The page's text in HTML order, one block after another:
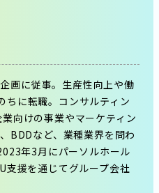
画に従事。生産性向上や働
ちに転職。コンサルティン
向けの事業やマーケティン
BDDなど、業種業界を問わ
年3月にパーソルホール
支援を通じてグループ会社